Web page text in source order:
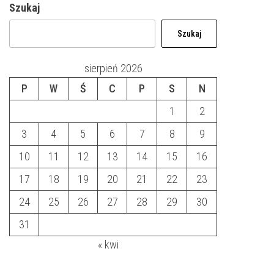
Szukaj
Szukaj
sierpień 2026
P
W Ś C P S
N
1
2
3
4 5 6 7 8
9
10
11 12 13 14 15
16
17
18 19 20 21 22
23
24
25 26 27 28 29
30
31
« kwi